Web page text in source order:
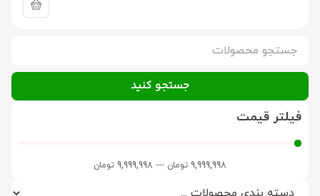
جستجو کنید
فیلتر قیمت
9,999,998 تومان —
9,999,998 تومان